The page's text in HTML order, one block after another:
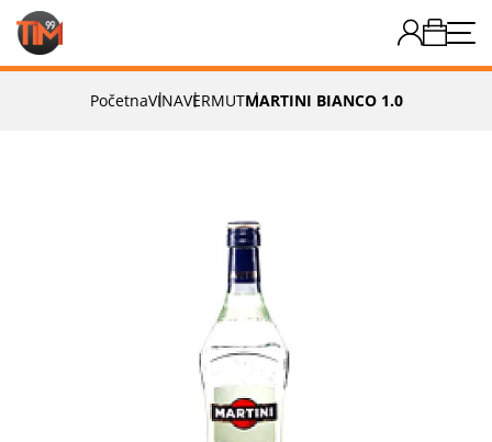
PočetnaVINAVERMUTMARTINI BIANCO 1.0